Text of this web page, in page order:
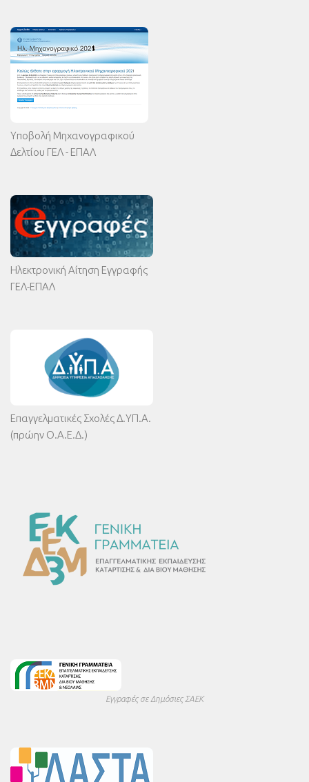
Υποβολή Μηχανογραφικού
Δελτίου ΓΕΛ - ΕΠΑΛ
Ηλεκτρονική Αίτηση Εγγραφής
ΓΕΛ-ΕΠΑΛ
Επαγγελματικές Σχολές Δ.ΥΠ.Α.
(πρώην Ο.Α.Ε.Δ.)
Εγγραφές σε Δημόσιες ΣΑΕΚ